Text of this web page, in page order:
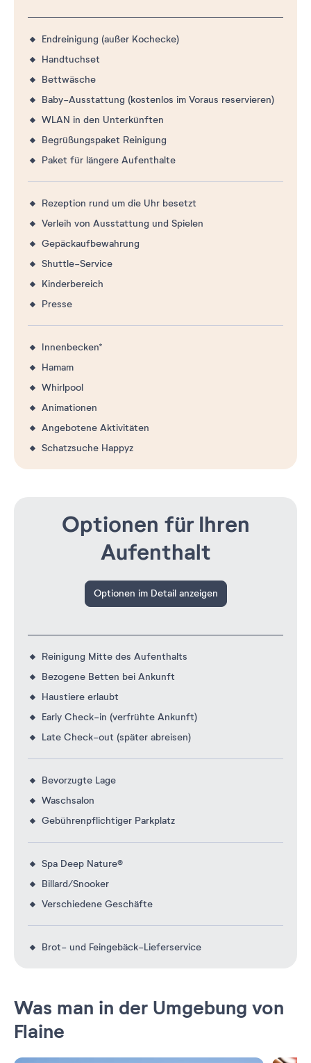
Endreinigung (außer Kochecke)
Handtuchset
Bettwäsche
Baby-Ausstattung (kostenlos im Voraus reservieren)
WLAN in den Unterkünften
Begrüßungspaket Reinigung
Paket für längere Aufenthalte
Rezeption rund um die Uhr besetzt
Verleih von Ausstattung und Spielen
Gepäckaufbewahrung
Shuttle-Service
Kinderbereich
Presse
Innenbecken*
Hamam
Whirlpool
Animationen
Angebotene Aktivitäten
Schatzsuche Happyz
Optionen für Ihren
Aufenthalt
Optionen im Detail anzeigen
Reinigung Mitte des Aufenthalts
Bezogene Betten bei Ankunft
Haustiere erlaubt
Early Check-in (verfrühte Ankunft)
Late Check-out (später abreisen)
Bevorzugte Lage
Waschsalon
Gebührenpflichtiger Parkplatz
Spa Deep Nature®
Billard/Snooker
Verschiedene Geschäfte
Brot- und Feingebäck-Lieferservice
Was man in der Umgebung von
Flaine